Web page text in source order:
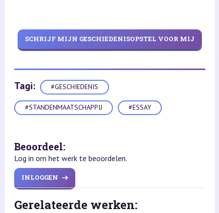
SCHRIJF MIJN GESCHIEDENISOPSTEL VOOR MIJ
Tagi: #GESCHIEDENIS
#STANDENMAATSCHAPPIJ #ESSAY
Beoordeel:
Log in om het werk te beoordelen.
INLOGGEN
Gerelateerde werken: